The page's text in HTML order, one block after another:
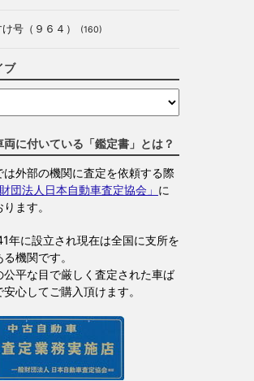
号（９６４） (160)
ブ
両に付いている「鑑定書」とは？
は外部の機関に査定を依頼する際
団法人日本自動車査定協会」 に
ます。
年に設立され現在は全国に支所を
機関です。
公平な目で厳しく査定された車ば
心してご購入頂けます。